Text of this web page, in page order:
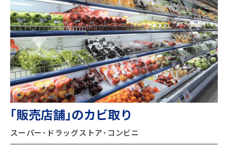
｢販売店舗｣のカビ取り
スーパー ･ ドラッグストア･コンビニ